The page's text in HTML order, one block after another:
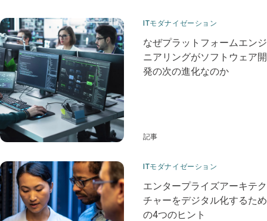
ITモダナイゼーション
なぜプラットフォームエンジ
ニアリングがソフトウェア開
発の次の進化なのか
記事
ITモダナイゼーション
エンタープライズアーキテク
チャーをデジタル化するため
の4つのヒント